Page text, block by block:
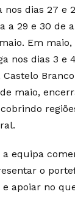
nos dias 27 e
a 29 e 30 de
Em
nos dias 3 e
Castelo
maio,
a equipa
o
apoiar no